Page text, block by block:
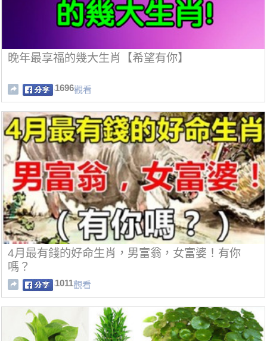
晚年最享福的幾大生肖【希望有你】
1696觀看
4月最有錢的好命生肖，男富翁，女富婆！有你
嗎？
1011觀看